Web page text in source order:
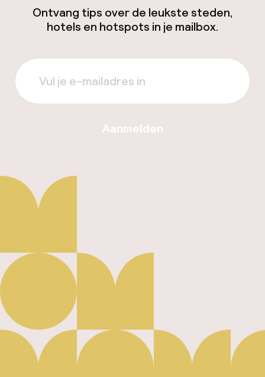
Ontvang tips over de leukste steden,
hotels en hotspots in je mailbox.
Aanmelden